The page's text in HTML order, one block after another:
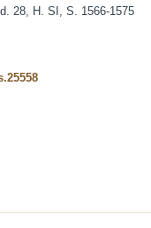
28, H. SI, S. 1566-1575